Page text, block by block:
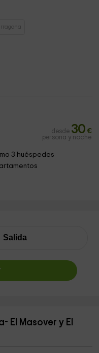
desde 30 €
persona y noche
3 huéspedes
El Masover y El